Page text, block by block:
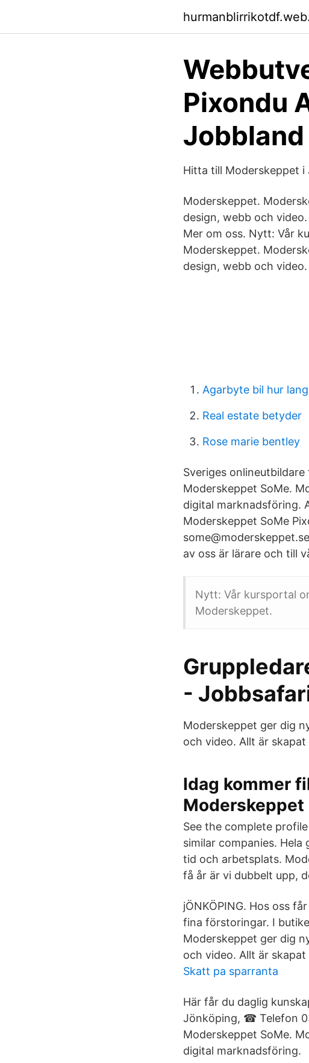
Pixondu
Jobbland
Hitta till Moderskeppet i
Moderskeppet.
design, webb och
Mer om oss. Nytt: Vår
Moderskeppet.
design, webb och video.
Agarbyte bil hur
Real estate betyder
Rose marie bentley
Sveriges
Moderskeppet SoMe.
digital marknadsföring.
Moderskeppet SoMe
av oss är lärare och till
Nytt: Vår kursportal
Moderskeppet.
-
Moderskeppet ger dig
och video. Allt är
Idag kommer
Moderskeppet
See the complete
similar companies.
tid och arbetsplats.
få år är vi dubbelt upp,
jÖNKÖPING. Hos oss
fina förstoringar. I
Moderskeppet ger dig
och video. Allt är
Skatt pa sparranta
Här får du daglig
Jönköping, ☎ Telefon
Moderskeppet SoMe.
digital marknadsföring.